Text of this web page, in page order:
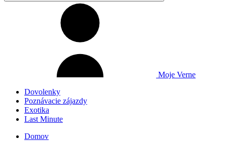
Moje Verne
Dovolenky
Poznávacie zájazdy
Exotika
Last Minute
Domov